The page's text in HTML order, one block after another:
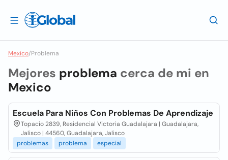
Mexico/Problema
Mejores problema cerca de mi en
Mexico
Escuela Para Niños Con Problemas De Aprendizaje
Topacio 2839, Residencial Victoria Guadalajara | Guadalajara,
Jalisco | 44560, Guadalajara, Jalisco
problemas
problema especial